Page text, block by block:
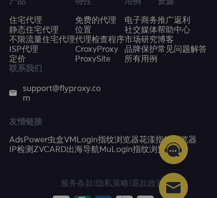
住宅代理
静态住宅代理
不限流量住宅代理
ISP代理
定价
免费的代理
位置
代理检查程序
CroxyProxy
ProxySite
电子商务
社交媒体
市场研究
品牌保护
所有用例
推广返利
帮助中心
博客
常见问题解答
联系我们
support@flyproxy.co
m
友情链接
AdsPower虫盒VMLogin指纹浏览器花漾指纹浏览器
IP检测 ZVCARD出海导航MuLogin指纹浏览器
服务条款 隐私策略 退款政策